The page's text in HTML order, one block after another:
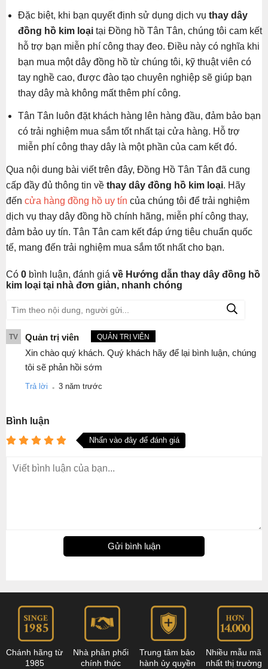
Đặc biệt, khi bạn quyết định sử dụng dịch vụ thay dây
đồng hồ kim loại tại Đồng hồ Tân Tân, chúng tôi cam kết
hỗ trợ bạn miễn phí công thay đeo. Điều này có nghĩa khi
bạn mua một dây đồng hồ từ chúng tôi, kỹ thuật viên có
tay nghề cao, được đào tạo chuyên nghiệp sẽ giúp bạn
thay dây mà không mất thêm phí công.
Tân Tân luôn đặt khách hàng lên hàng đầu, đảm bảo bạn
có trải nghiệm mua sắm tốt nhất tại cửa hàng. Hỗ trợ
miễn phí công thay dây là một phần của cam kết đó.
Qua nội dung bài viết trên đây, Đồng Hồ Tân Tân đã cung
cấp đầy đủ thông tin về thay dây đồng hồ kim loại. Hãy
đến cửa hàng đồng hồ uy tín của chúng tôi để trải nghiệm
dịch vụ thay dây đồng hồ chính hãng, miễn phí công thay,
đảm bảo uy tín. Tân Tân cam kết đáp ứng tiêu chuẩn quốc
tế, mang đến trải nghiệm mua sắm tốt nhất cho bạn.
Có 0 bình luận, đánh giá về Hướng dẫn thay dây đồng hồ
kim loại tại nhà đơn giản, nhanh chóng
TV Quản trị viên QUẢN TRỊ VIÊN
Xin chào quý khách. Quý khách hãy để lại bình luận, chúng
tôi sẽ phản hồi sớm
Trả lời . 3 năm trước
Bình luận
Nhấn vào đây để đánh giá
Gửi bình luận
Chánh hãng từ
1985
Nhà phân phối
chính thức
Trung tâm bảo
hành ủy quyền
Nhiều mẫu mã
nhất thị trường